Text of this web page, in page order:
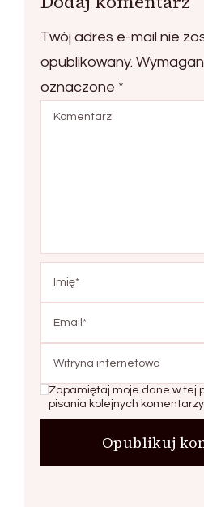
Twój adres e-mail nie
opublikowany.
oznaczone *
Zapamiętaj moje dane w tej
pisania kolejnych komentarzy.